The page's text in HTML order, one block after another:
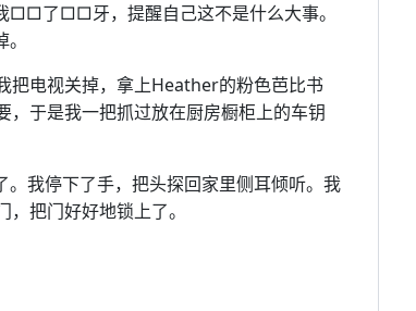
□□了□□牙，提醒自己这不是什么大事。
把电视关掉，拿上Heather的粉色芭比书
于是我一把抓过放在厨房橱柜上的车钥
我停下了手，把头探回家里侧耳倾听。我
把门好好地锁上了。